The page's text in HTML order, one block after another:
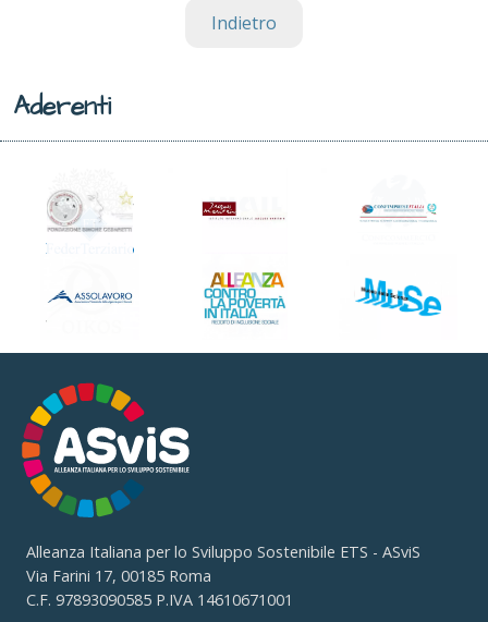
Indietro
Aderenti
Alleanza Italiana per lo Sviluppo Sostenibile ETS - ASviS
Via Farini 17, 00185 Roma
C.F. 97893090585 P.IVA 14610671001